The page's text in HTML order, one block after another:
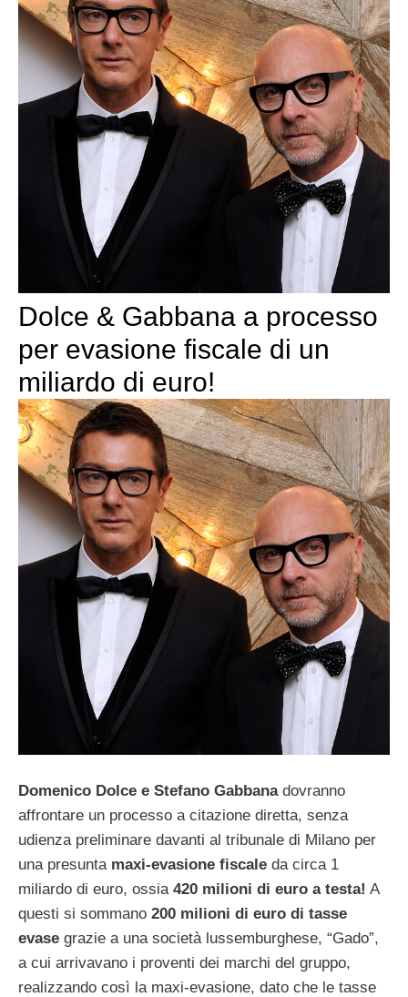
Dolce & Gabbana a processo
per evasione fiscale di un
miliardo di euro!
Domenico Dolce e Stefano Gabbanadovranno
affrontare un processo a citazione diretta, senza
udienza preliminare davanti al tribunale di Milano per
una presunta maxi-evasione fiscale da circa 1
miliardo di euro, ossia 420 milioni di euro a testa! A
questi si sommano 200 milioni di euro di tasse
evase grazie a una società lussemburghese, “Gado”,
a cui arrivavano i proventi dei marchi del gruppo,
realizzando così la maxi-evasione, dato che le tasse